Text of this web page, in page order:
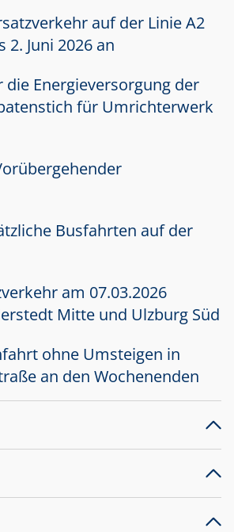
auf der Linie A2
2. Juni 2026 an
die Energieversorgung der
für Umrichterwerk
Busfahrten auf der
am 07.03.2026
Mitte und Ulzburg Süd
ohne Umsteigen in
an den Wochenenden
der Bauarbeiten am
Sperrung der Bahnstraße in